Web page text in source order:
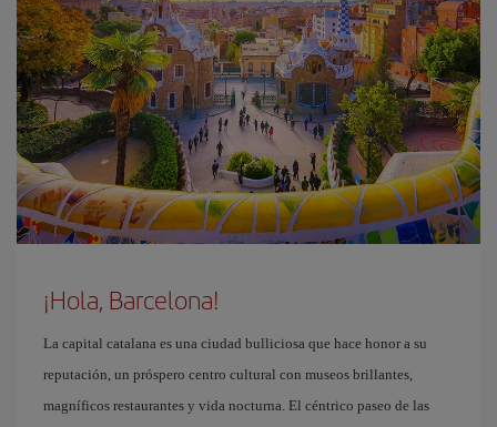
¡Hola, Barcelona!
La capital catalana es una ciudad bulliciosa que hace honor a su
reputación, un próspero centro cultural con museos brillantes,
magníficos restaurantes y vida nocturna. El céntrico paseo de las